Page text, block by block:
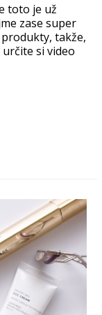
toto je už
zase super
takže,
si video